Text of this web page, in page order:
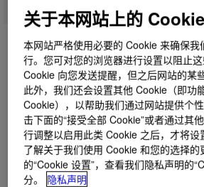
什么是DOWSIL™ 121 Structural
关于本网站上的 Cookie
本网站严格使用必要的 Cookie 来确保
行。您可对您的浏览器进行设置以阻止
Cookie 向您发送提醒，但之后网站的某
此外，我们还会设置其他 Cookie（即功
Cookie），以帮助我们通过网站提供个
击下面的“接受全部 Cookie”或者通过其
行调整以启用此类 Cookie 之后，才将设
了解关于我们使用 Cookie 和您的选择
的“Cookie 设置”，查看我们隐私声明的
分。
隐私声明